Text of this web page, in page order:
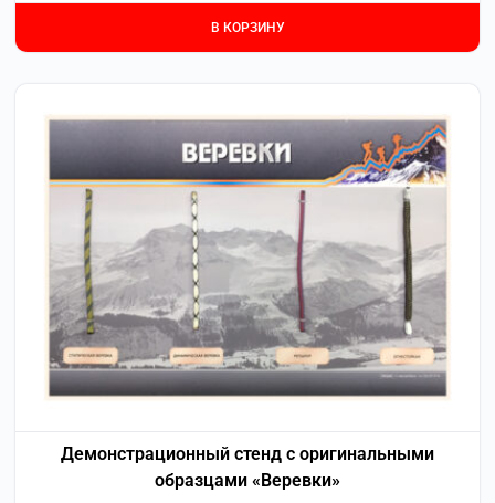
В КОРЗИНУ
Демонстрационный стенд с оригинальными
образцами «Веревки»